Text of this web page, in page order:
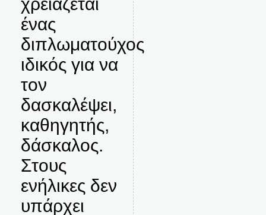
ένας
διπλωματούχος
ιδικός για να
τον
δασκαλέψει,
καθηγητής,
δάσκαλος.
Στους
ενήλικες δεν
υπάρχει